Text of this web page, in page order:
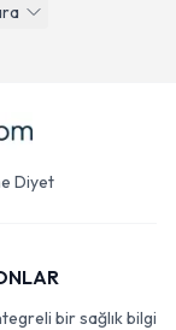
Diyet
bir sağlık bilgi